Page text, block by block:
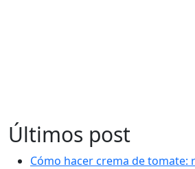
Últimos post
Cómo hacer crema de tomate: